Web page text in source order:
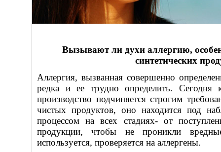
Вызывают ли духи аллергию,
синтетических
Аллергия, вызванная совершенно
редка и ее трудно определить. Сегодня
производство подчиняется строгим
чистых продуктов, оно находится под
процессом на всех стадиях- от
продукции, чтобы не проникли
используется, проверяется на аллергены.